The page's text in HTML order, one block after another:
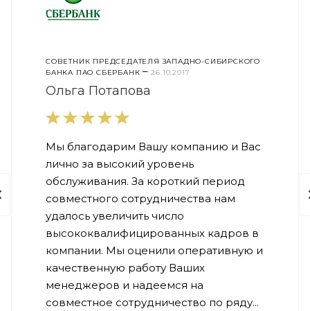
СОВЕТНИК ПРЕДСЕДАТЕЛЯ ЗАПАДНО-СИБИРСКОГО
БАНКА ПАО СБЕРБАНК – 26.10.2017
Ольга Потапова
Мы благодарим Вашу компанию и Вас
лично за высокий уровень
обслуживания. За короткий период
совместного сотрудничества нам
удалось увеличить число
высококвалифицированных кадров в
компании. Мы оценили оперативную и
качественную работу Ваших
менеджеров и надеемся на
совместное сотрудничество по ряду...